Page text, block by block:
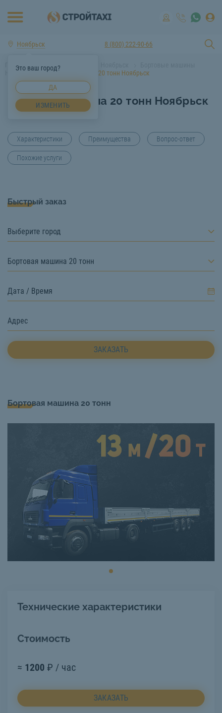
Ноябрьск
Это ваш город?
ДА
ИЗМЕНИТЬ
8 (800) 222-90-66
Главная Аренда спецтехники Ноябрьск
Ноябрьск
Бортовая машина 20 тонн Ноябрьск
Бортовая машина 20 тонн Ноябрьск
Характеристики Преимущества Вопрос-ответ
Похожие услуги
Быстрый заказ
Выберите город
Бортовая машина 20 тонн
ЗАКАЗАТЬ
Бортовая машина 20 тонн
Технические характеристики
Стоимость
≈ 1200 ₽ / час
ЗАКАЗАТЬ